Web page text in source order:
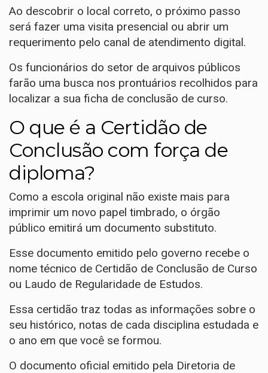
Ao descobrir o local correto, o próximo passo
será fazer uma visita presencial ou abrir um
requerimento pelo canal de atendimento digital.
Os funcionários do setor de arquivos públicos
farão uma busca nos prontuários recolhidos para
localizar a sua ficha de conclusão de curso.
O que é a Certidão de
Conclusão com força de
diploma?
Como a escola original não existe mais para
imprimir um novo papel timbrado, o órgão
público emitirá um documento substituto.
Esse documento emitido pelo governo recebe o
nome técnico de Certidão de Conclusão de Curso
ou Laudo de Regularidade de Estudos.
Essa certidão traz todas as informações sobre o
seu histórico, notas de cada disciplina estudada e
o ano em que você se formou.
O documento oficial emitido pela Diretoria de